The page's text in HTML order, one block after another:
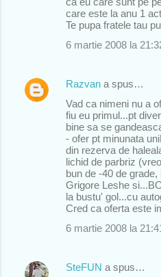
care este la anu 1
Te pupa fratele tau
6 martie 2008 la
Razvan a spus…
Vad ca nimeni nu a
fiu eu primul...pt
bine sa se
- ofer pt minunata
din rezerva de
lichid de parbriz
bun de -40 de
Grigore Leshe
la bustu' gol...cu
Cred ca oferta este
6 martie 2008 la
SteFUN a spus…